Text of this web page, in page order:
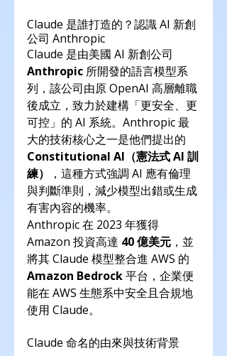
Claude 是誰打造的？認識 AI 新創
公司 Anthropic
Claude 是由美國 AI 新創公司
Anthropic 所開發的語言模型系
列，該公司由原 OpenAI 高層離職
後成立，致力於建構「更安全、更
可控」的 AI 系統。Anthropic 最
大的技術核心之一是他們提出的
Constitutional AI（憲法式 AI 訓
練）
，這種方式強調 AI 應有倫理
與判斷準則，減少模型出錯或生成
有害內容的機率。
Anthropic 在 2023 年獲得
Amazon 投資高達 40 億美元 ，並
將其 Claude 模型整合進 AWS 的
Amazon Bedrock 平台，企業便
能在 AWS 生態系中安全且合規地
使用 Claude。
Claude 命名的由來與技術背景